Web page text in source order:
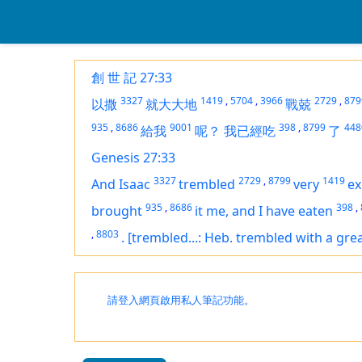
創 世 記 27:33
以撒 3327就大大地 1419 ,5704 ,3966戰兢 2729 ,
935 ,8686給我 9001 呢？ 我已經吃 398 ,8799 了
Genesis 27:33
And Isaac 3327trembled 2729 ,8799very 1419
brought 935 ,8686 it me, and I have eaten 398 ,
,8803 . [trembled...: Heb. trembled with a
請登入網頁啟用私人筆記功能。